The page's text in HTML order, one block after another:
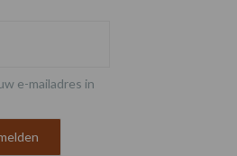
e-mailadres in